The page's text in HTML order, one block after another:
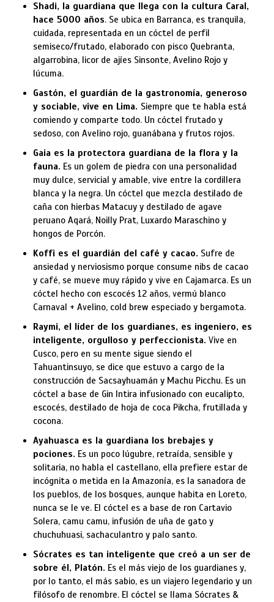
Shadi, la guardiana que llega con la cultura Caral,
hace 5000 años. Se ubica en Barranca, es tranquila,
cuidada, representada en un cóctel de perfil
semiseco/frutado, elaborado con pisco Quebranta,
algarrobina, licor de ajíes Sinsonte, Avelino Rojo y
lúcuma.
Gastón, el guardián de la gastronomía, generoso
y sociable, vive en Lima. Siempre que te habla está
comiendo y comparte todo. Un cóctel frutado y
sedoso, con Avelino rojo, guanábana y frutos rojos.
Gaia es la protectora guardiana de la flora y la
fauna. Es un golem de piedra con una personalidad
muy dulce, servicial y amable, vive entre la cordillera
blanca y la negra. Un cóctel que mezcla destilado de
caña con hierbas Matacuy y destilado de agave
peruano Aqará, Noilly Prat, Luxardo Maraschino y
hongos de Porcón.
Koffi es el guardián del café y cacao. Sufre de
ansiedad y nerviosismo porque consume nibs de cacao
y café, se mueve muy rápido y vive en Cajamarca. Es un
cóctel hecho con escocés 12 años, vermú blanco
Carnaval + Avelino, cold brew especiado y bergamota.
Raymi, el líder de los guardianes, es ingeniero, es
inteligente, orgulloso y perfeccionista. Vive en
Cusco, pero en su mente sigue siendo el
Tahuantinsuyo, se dice que estuvo a cargo de la
construcción de Sacsayhuamán y Machu Picchu. Es un
cóctel a base de Gin Intira infusionado con eucalipto,
escocés, destilado de hoja de coca Pikcha, frutillada y
cocona.
Ayahuasca es la guardiana los brebajes y
pociones. Es un poco lúgubre, retraída, sensible y
solitaria, no habla el castellano, ella prefiere estar de
incógnita o metida en la Amazonía, es la sanadora de
los pueblos, de los bosques, aunque habita en Loreto,
nunca se le ve. El cóctel es a base de ron Cartavio
Solera, camu camu, infusión de uña de gato y
chuchuhuasi, sachaculantro y palo santo.
Sócrates es tan inteligente que creó a un ser de
sobre él, Platón. Es el más viejo de los guardianes y,
por lo tanto, el más sabio, es un viajero legendario y un
filósofo de renombre. El cóctel se llama Sócrates &